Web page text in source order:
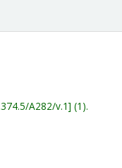
A282/v.1 (1).